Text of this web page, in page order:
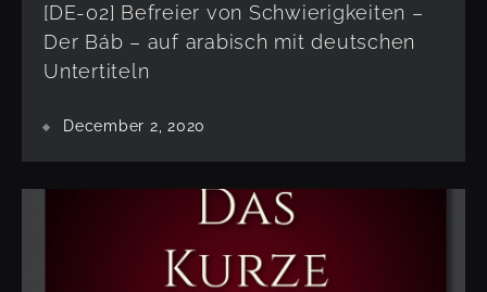
[DE-02] Befreier von Schwierigkeiten –
Der Báb – auf arabisch mit deutschen
Untertiteln
December 2, 2020